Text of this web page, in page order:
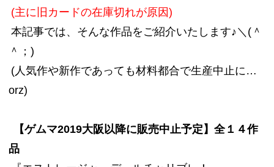
(主に旧カードの在庫切れが原因)
本記事では、そんな作品をご紹介いたします♪＼(＾
＾；)
(人気作や新作であっても材料都合で生産中止に…
orz)
【ゲムマ2019大阪以降に販売中止予定】全１４作
品